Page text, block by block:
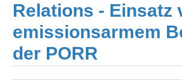
Relations - Einsatz
emissionsarmem
der PORR